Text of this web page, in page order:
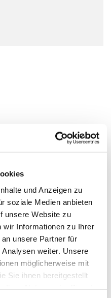
und Anzeigen zu
soziale Medien anbieten
unsere Website zu
wir Informationen zu Ihrer
unsere Partner für
weiter. Unsere
möglicherweise mit
Sie ihnen bereitgestellt
Sie auch